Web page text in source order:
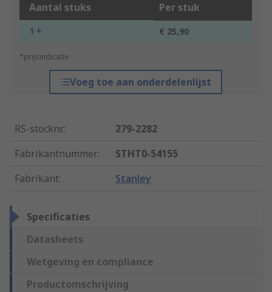
Aantal stuks Per stuk
1 + € 25,90
*prijsindicatie
Voeg toe aan onderdelenlijst
RS-stocknr.:
279-2282
Fabrikantnummer:
STHT0-54155
Fabrikant: Stanley
Specificaties
Datasheets
Wetgeving en compliance
Productomschrijving